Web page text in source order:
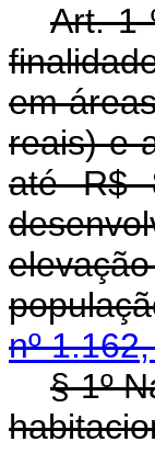
Art. 1
em
reais) e
até R$
nº
§ 1º